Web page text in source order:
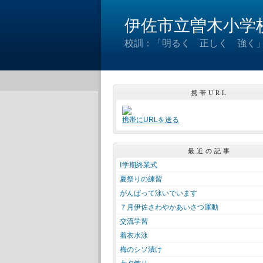
伊佐市立曽木小
校訓：「明るく 正しく 強く
携帯URL
携帯にURLを送る
最近の記事
Ⅰ学期終業式
夏祭りの練習
がんばって泳いでいます
７月伊佐さわやかあいさつ運動
交流学習
着衣水泳
梅のシソ漬け